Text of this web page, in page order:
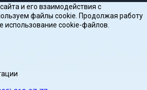
и его взаимодействия с
файлы cookie. Продолжая работу
использование cookie-файлов.